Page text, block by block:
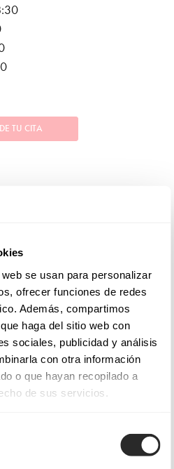
se usan para personalizar
ofrecer funciones de redes
Además, compartimos
haga del sitio web con
sociales, publicidad y análisis
con otra información
o que hayan recopilado a
de sus servicios.
TU CITA